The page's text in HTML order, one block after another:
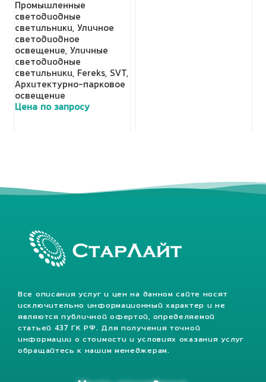
Промышленные
светодиодные
светильники, Уличное
светодиодное
освещение, Уличные
светодиодные
светильники, Fereks, SVT ,
Архитектурно-парковое
освещение
Цена по запросу
Все описания услуг и цен на данном сайте носят
исключительно информационный характер и не
являются публичной офертой, определяемой
статьей 437 ГК РФ. Для получения точной
информации о стоимости и условиях оказания услуг
обращайтесь к нашим менеджерам.